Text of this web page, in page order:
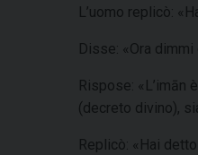
L’uomo replicò:
Disse: «Ora dimmi
Rispose: «L’imān
(decreto divino),
Replicò: «Hai